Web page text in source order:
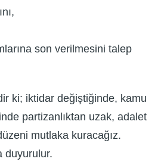
son verilmesini talep
ki; iktidar değiştiğinde, kamu
partizanlıktan uzak, adalet
mutlaka kuracağız.
duyurulur.